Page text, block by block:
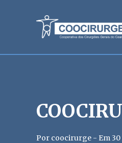
Por coocirurge - Em 30